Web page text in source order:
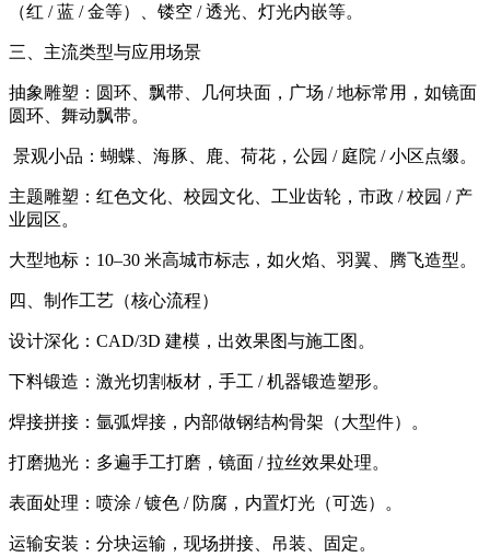
（红 / 蓝 / 金等）、镂空 / 透光、灯光内嵌等。
三、主流类型与应用场景
抽象雕塑：圆环、飘带、几何块面，广场 / 地标常用，如镜面
圆环、舞动飘带。
景观小品：蝴蝶、海豚、鹿、荷花，公园 / 庭院 / 小区点缀。
主题雕塑：红色文化、校园文化、工业齿轮，市政 / 校园 / 产
业园区。
大型地标：10–30 米高城市标志，如火焰、羽翼、腾飞造型。
四、制作工艺（核心流程）
设计深化：CAD/3D 建模，出效果图与施工图。
下料锻造：激光切割板材，手工 / 机器锻造塑形。
焊接拼接：氩弧焊接，内部做钢结构骨架（大型件）。
打磨抛光：多遍手工打磨，镜面 / 拉丝效果处理。
表面处理：喷涂 / 镀色 / 防腐，内置灯光（可选）。
运输安装：分块运输，现场拼接、吊装、固定。